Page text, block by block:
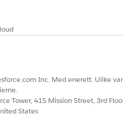
Inc. Med enerett. Ulike
Tower, 415 Mission Street, 3rd
States